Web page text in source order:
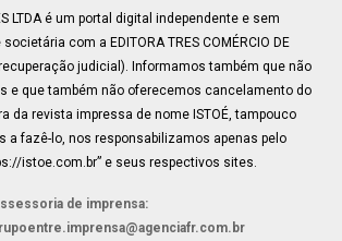
LTDA é um portal digital independente e sem
com a EDITORA TRES COMÉRCIO DE
(recuperação judicial). Informamos também que não
e que também não oferecemos cancelamento do
da revista impressa de nome ISTOÉ, tampouco
a fazê-lo, nos responsabilizamos apenas pelo
istoe.com.br” e seus respectivos sites.
de imprensa: